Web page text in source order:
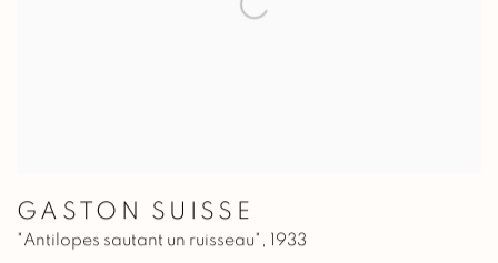
GASTON SUISSE
"Antilopes sautant un ruisseau" , 1933